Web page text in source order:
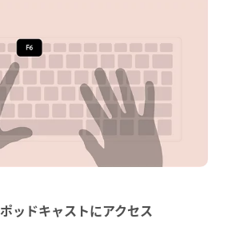
ッドキャストにアクセス